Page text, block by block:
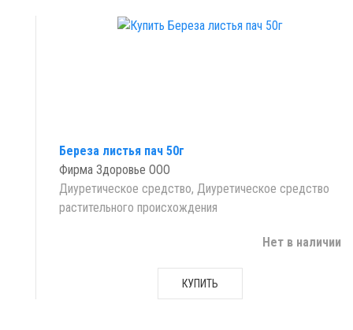
Береза листья пач 50г
Фирма Здоровье ООО
Диуретическое средство, Диуретическое средство
растительного происхождения
Нет в наличии
КУПИТЬ